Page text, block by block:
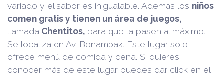
variado y el sabor es inigualable. Además los niños
comen gratis y tienen un área de juegos,
llamada Chentitos, para que la pasen al máximo.
Se localiza en Av. Bonampak. Este lugar solo
ofrece menú de comida y cena. Si quieres
conocer más de este lugar puedes dar click en el